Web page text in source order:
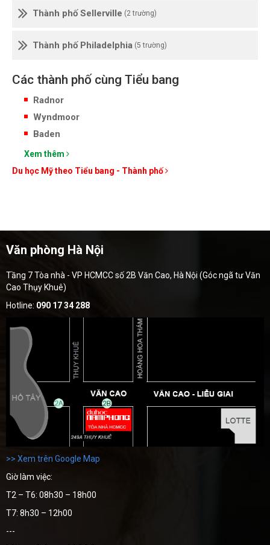
Thành phố Sellerville (2 trường)
Thành phố Philadelphia (5 trường)
Các thành phố cùng Tiểu bang
Radnor
Wyndmoor
Baden
Xem thêm
Du học Mỹ theo Tiểu bang - Thành phố
Văn phòng Hà Nội
Tầng 7 Tòa nhà - VP HCMCC số 2B Văn Cao, Hà Nội (Góc ngã tư Văn
Cao Thụy Khuê)
Hotline: 090 17 34 288
>> Xem trên Google Map
Giờ làm việc:
T2 – T6: 08h30 – 18h00
T7: 8h30 – 12h00
---